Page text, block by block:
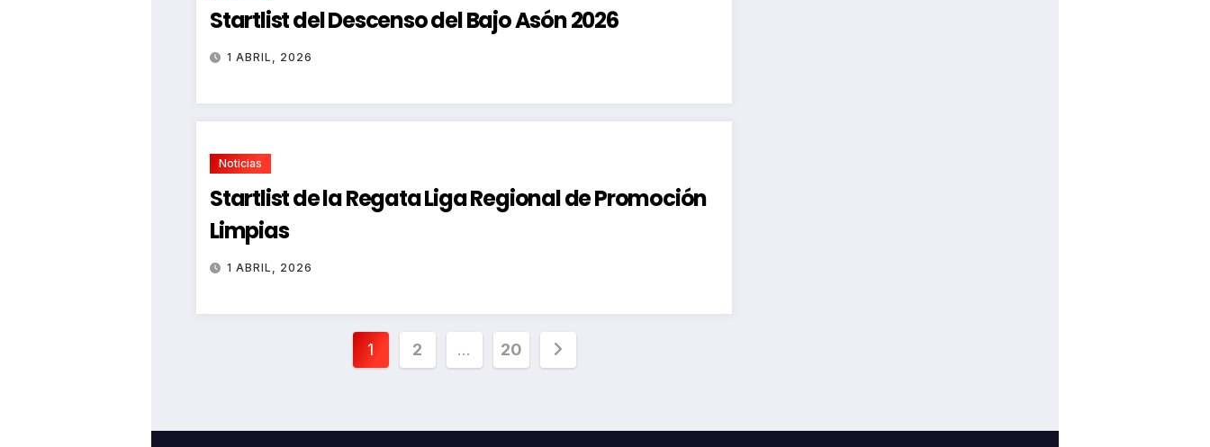
Startlist del Descenso del Bajo Asón 2026
1 ABRIL, 2026
Noticias
Startlist de la Regata Liga Regional de Promoción
Limpias
1 ABRIL, 2026
Paginación
entradas
1 2 … 20